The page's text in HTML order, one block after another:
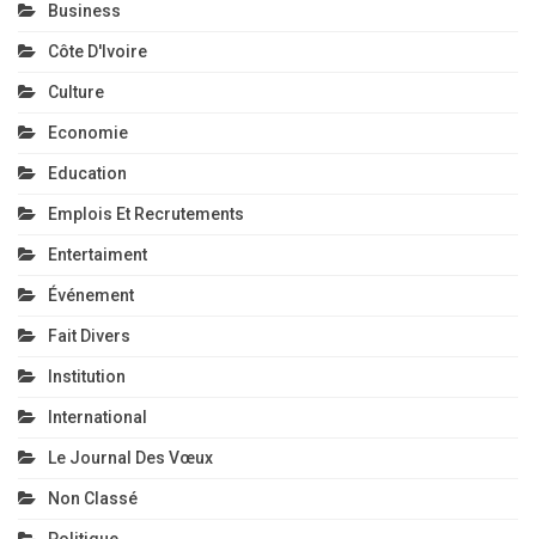
Business
Côte D'Ivoire
Culture
Economie
Education
Emplois Et Recrutements
Entertaiment
Événement
Fait Divers
Institution
International
Le Journal Des Vœux
Non Classé